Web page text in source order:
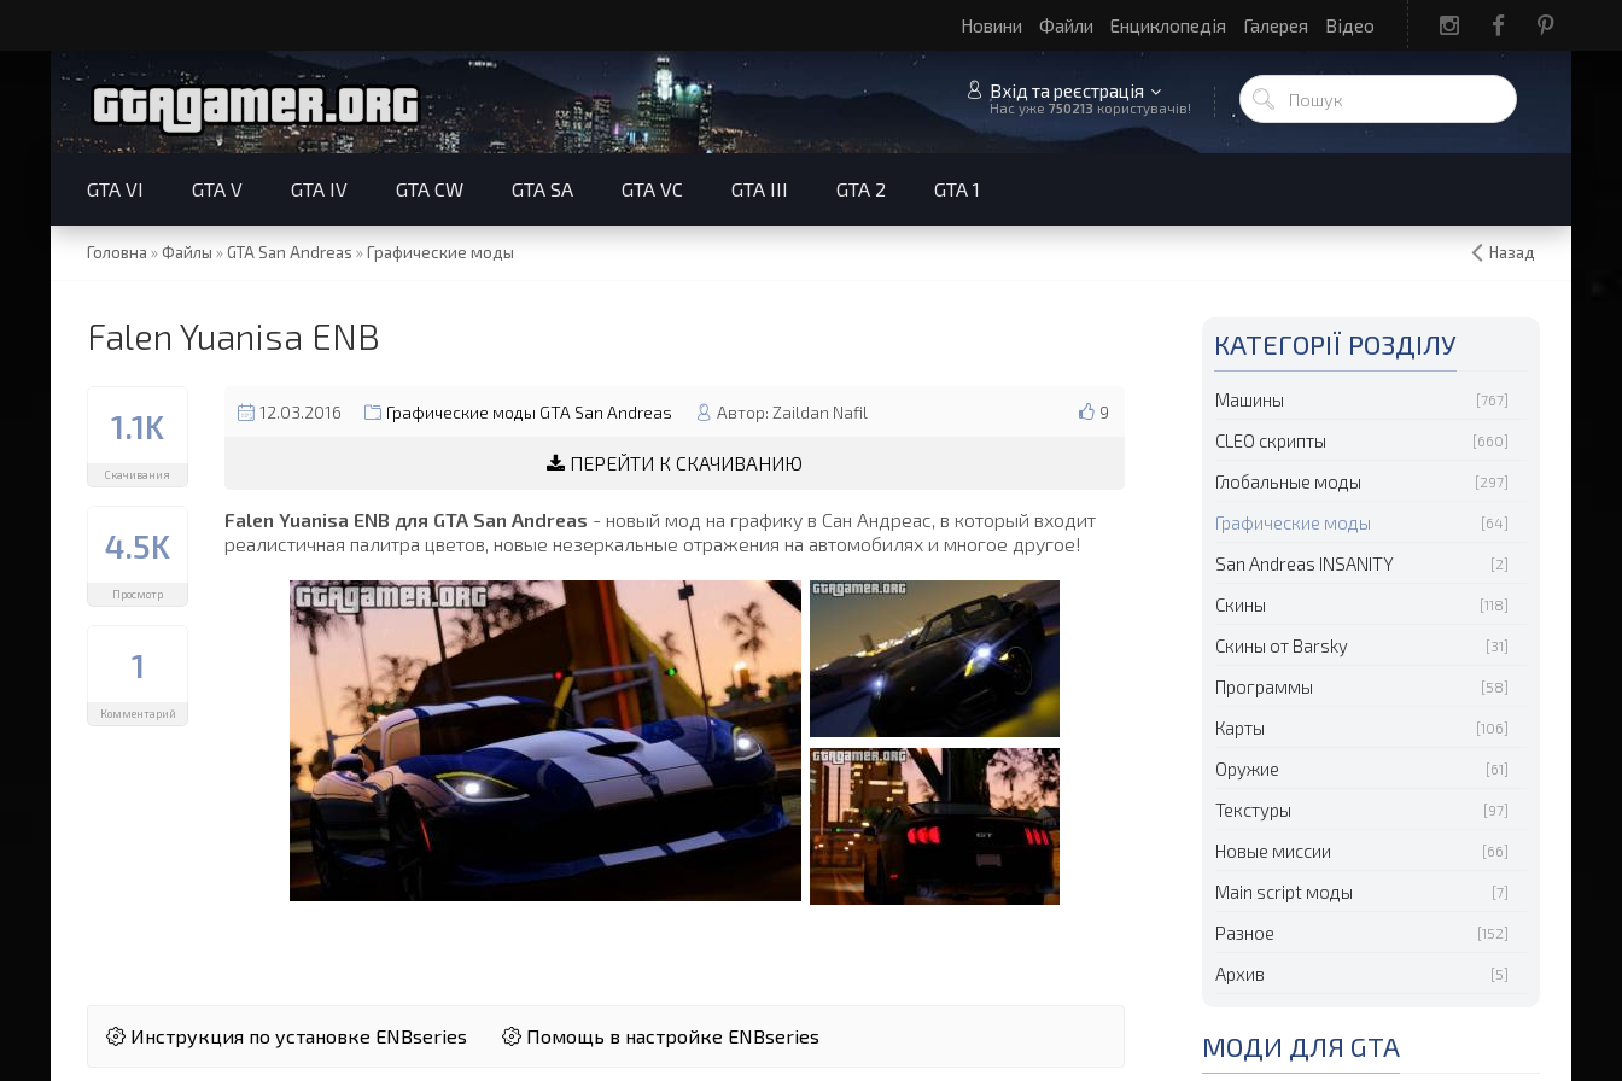
Новини Файли Енциклопедія Галерея Відео
Вхід та реєстрація
Нас уже 750213 користувачів!
GTA VI GTA V GTA IV GTA CW GTA SA GTA VC GTA III GTA 2 GTA 1
Назад
Головна »Файлы »GTA San Andreas »Графические моды
Falen Yuanisa ENB
1.1K
Скачивания
4.5K
Просмотр
1
Комментарий
9
12.03.2016 Графические моды GTA San Andreas Автор: Zaildan Nafil
ПЕРЕЙТИ К СКАЧИВАНИЮ
Falen Yuanisa ENB для GTA San Andreas - новый мод на графику в Сан Андреас, в который входит
реалистичная палитра цветов, новые незеркальные отражения на автомобилях и многое другое!
Инструкция по установке ENBseries Помощь в настройке ENBseries
КАТЕГОРІЇ РОЗДІЛУ
Машины [767]
CLEO скрипты [660]
Глобальные моды [297]
Графические моды [64]
San Andreas INSANITY [2]
Скины [118]
Скины от Barsky [31]
Программы [58]
Карты [106]
Оружие [61]
Текстуры [97]
Новые миссии [66]
Main script моды [7]
Разное [152]
Архив [5]
МОДИ ДЛЯ GTA